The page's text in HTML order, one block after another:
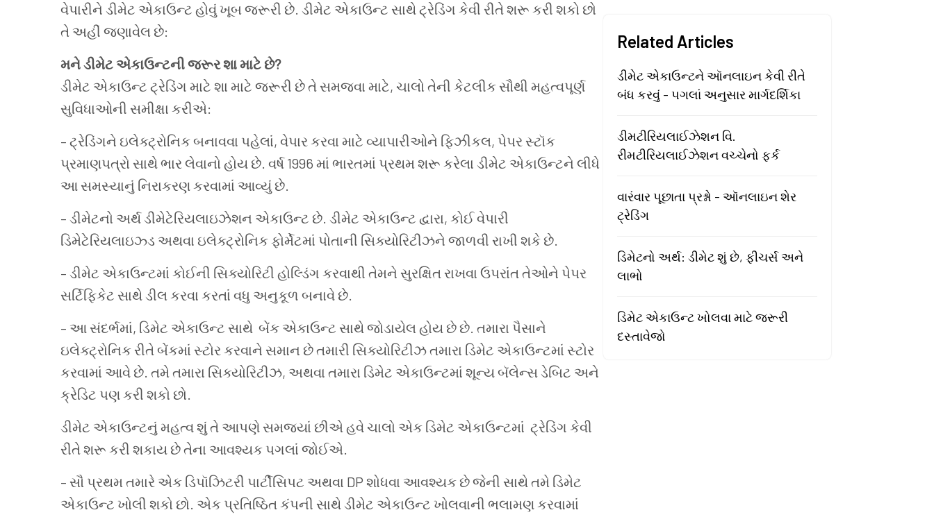
વેપારીને ડીમેટ એકાઉન્ટ હોવું ખૂબ જરૂરી છે. ડીમેટ એકાઉન્ટ સાથેટ્રેડિંગ કેવી રીતેશરૂ કરી શકો છો
તે અહીં જણાવેલ છે:
મનેડીમેટએકાઉન્ટનીજરૂર શામાટેછે?
ડીમેટ એકાઉન્ટ ટ્રેડિંગ માટે શા માટે જરૂરી છેતે સમજવા માટે, ચાલો તેની કેટલીક સૌથી મહત્વપૂર્ણ
સુવિધાઓની સમીક્ષા કરીએ:
– ટ્રેડિંગને ઇલેક્ટ્રોનિકબનાવવા પહેલાં, વેપારકરવા માટે વ્યાપારીઓને ફિઝીકલ, પેપર સ્ટૉક
પ્રમાણપત્રો સાથેભારલેવાનો હોય છે. વર્ષ1996 માં ભારતમાં પ્રથમશરૂ કરેલા ડીમેટ એકાઉન્ટને લીધે
આ સમસ્યાનું નિરાકરણકરવામાં આવ્યું છે.
– ડીમેટનો અર્થ ડીમેટેરિયલાઇઝેશન એકાઉન્ટ છે. ડીમેટ એકાઉન્ટ દ્વારા, કોઈવેપારી
ડિમેટેરિયલાઇઝ્ડ અથવા ઇલેક્ટ્રોનિકફોર્મેટમાં પોતાની સિક્યોરિટીઝને જાળવી રાખી શકે છે.
– ડીમેટ એકાઉન્ટમાં કોઈની સિક્યોરિટી હોલ્ડિંગ કરવાથી તેમને સુરક્ષિત રાખવા ઉપરાંતતેઓને પેપર
સર્ટિફિકેટ સાથે ડીલકરવા કરતાં વધુ અનુકૂળ બનાવે છે.
– આ સંદર્ભમાં, ડિમેટ એકાઉન્ટ સાથે બેંક એકાઉન્ટ સાથેજોડાયેલ હોય છે છે. તમારા પૈસાને
ઇલેક્ટ્રોનિક રીતેબેંકમાં સ્ટોરકરવાને સમાન છેતમારી સિક્યોરિટીઝતમારા ડિમેટ એકાઉન્ટમાં સ્ટોર
કરવામાં આવે છે. તમેતમારા સિક્યોરિટીઝ, અથવા તમારા ડિમેટ એકાઉન્ટમાં શૂન્યબૅલેન્સ ડેબિટ અને
ક્રેડિટ પણકરી શકો છો.
ડીમેટ એકાઉન્ટનું મહત્વ શું તે આપણે સમજ્યાં છીએ હવેચાલો એક ડિમેટ એકાઉન્ટમાં ટ્રેડિંગ કેવી
રીતે શરૂ કરી શકાય છે તેના આવશ્યક પગલાં જોઈએ.
– સૌ પ્રથમતમારે એક ડિપૉઝિટરી પાર્ટીસિપટ અથવા DP શોધવા આવશ્યક છેજેની સાથેતમે ડિમેટ
એકાઉન્ટ ખોલી શકો છો. એક પ્રતિષ્ઠિતકંપની સાથે ડીમેટ એકાઉન્ટ ખોલવાની ભલામણકરવામાં
Related Articles
ડીમેટ એકાઉન્ટને ઑનલાઇન કેવી રીતે
બંધ કરવું - પગલાં અનુસાર માર્ગદર્શિકા
ડીમટીરિયલાઈઝેશન વિ.
રીમટીરિયલાઈઝેશન વચ્ચેનો ફર્ક
વારંવાર પૂછાતા પ્રશ્નો - ઑનલાઇન શેર
ટ્રેડિંગ
ડિમેટનો અર્થ: ડીમેટ શું છે, ફીચર્સ અને
લાભો
ડિમેટ એકાઉન્ટ ખોલવા માટે જરૂરી
દસ્તાવેજો